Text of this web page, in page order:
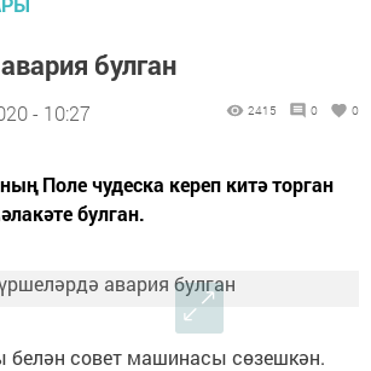
булган
- 10:27 2415 0 0
Поле чудеска кереп китә торган
булган.
совет машинасы сөзешкән.